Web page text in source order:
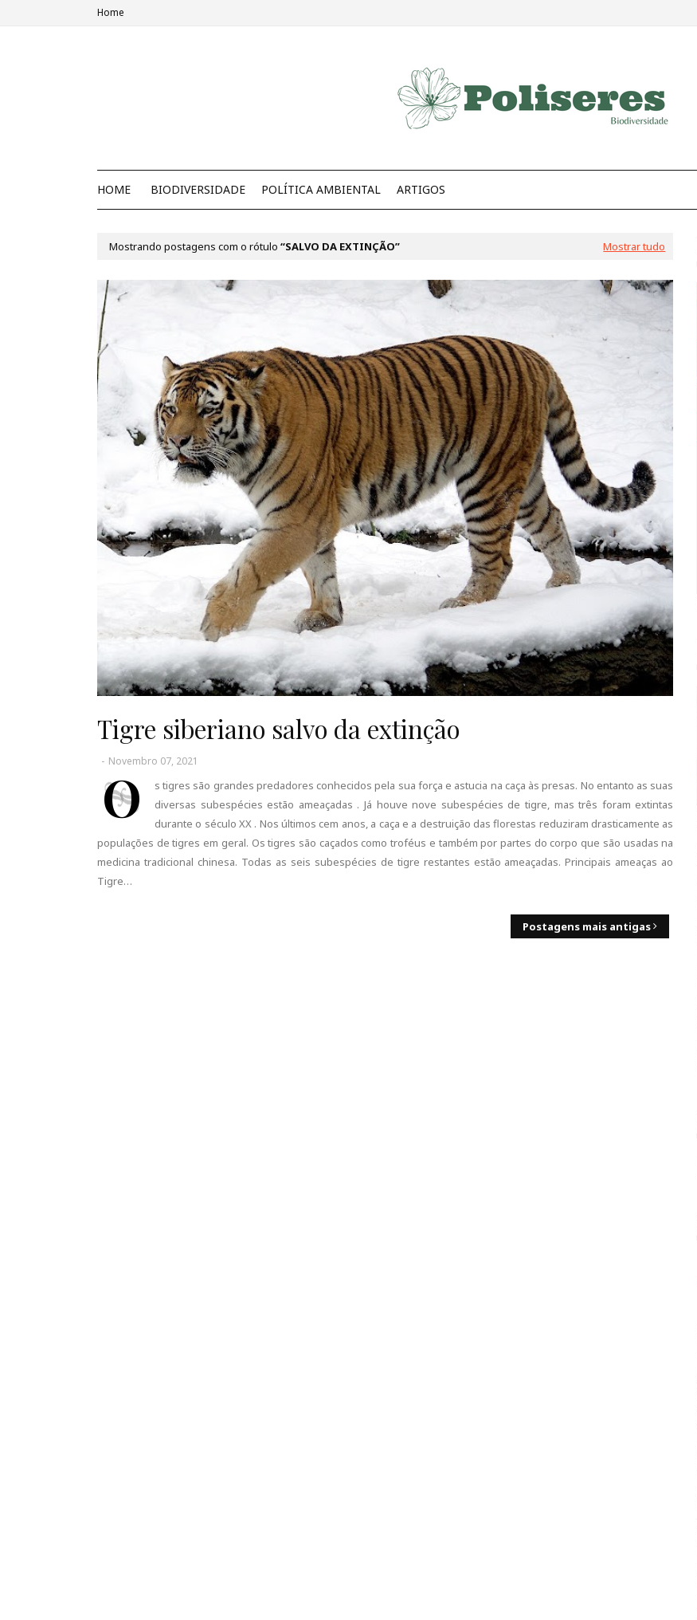
Home
HOME BIODIVERSIDADE POLÍTICA AMBIENTAL ARTIGOS
Mostrando postagens com o rótulo SALVO DA EXTINÇÃO Mostrar tudo
Tigre siberiano salvo da extinção
- Novembro 07, 2021
O
s tigres são grandes predadores conhecidos pela sua força e astucia na caça às presas. No entanto as suas
diversas subespécies estão ameaçadas . Já houve nove subespécies de tigre, mas três foram extintas
durante o século XX . Nos últimos cem anos, a caça e a destruição das florestas reduziram drasticamente as
populações de tigres em geral. Os tigres são caçados como troféus e também por partes do corpo que são usadas na
medicina tradicional chinesa. Todas as seis subespécies de tigre restantes estão ameaçadas. Principais ameaças ao
Tigre…
Postagens mais antigas